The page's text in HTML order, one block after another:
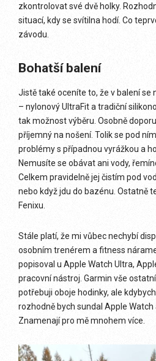
zkontrolovat své dvě holky.
situací, kdy se svítilna hodí. Co
závodu.
Bohatší balení
Jistě také oceníte to, že v balení se
– nylonový UltraFit a tradiční
tak možnost výběru. Osobně
příjemný na nošení. Tolik se pod
problémy s případnou vyrážkou a
Nemusíte se obávat ani vody,
Celkem pravidelně jej čistím pod
nebo když jdu do bazénu. Ostatně
Fenixu.
Stále platí, že mi vůbec nechybí
osobním trenérem a fitness
popisoval u Apple Watch Ultra,
pracovní nástroj. Garmin vše
potřebuji oboje hodinky, ale
rozhodně bych sundal Apple Watch
Znamenají pro mě mnohem více.